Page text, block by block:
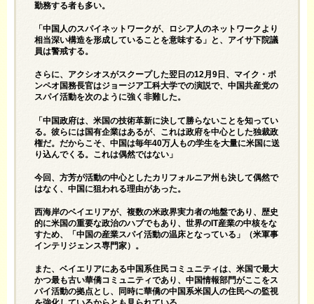
勤務する者も多い。
「中国人のスパイネットワークが、ロシア人のネットワークより
相当深い構造を形成していることを意味する」と、アイサ下院議
員は警戒する。
さらに、アクシオスがスクープした翌日の12月9日、マイク・ポ
ンペオ国務長官はジョージア工科大学での演説で、中国共産党の
スパイ活動を次のように強く非難した。
「中国政府は、米国の技術革新に決して勝らないことを知ってい
る。彼らには国有企業はあるが、これは政府を中心とした独裁政
権だ。だからこそ、中国は毎年40万人もの学生を大量に米国に送
り込んでくる。これは偶然ではない」
今回、方芳が活動の中心としたカリフォルニア州も決して偶然で
はなく、中国に狙われる理由があった。
西海岸のベイエリアが、複数の米政界実力者の地盤であり、歴史
的に米国の重要な政治のハブでもあり、世界のIT産業の中核をな
すため、「中国の産業スパイ活動の温床となっている」（米軍事
インテリジェンス専門家）。
また、ベイエリアにある中国系住民コミュニティは、米国で最大
かつ最も古い華僑コミュニティであり、中国情報部門がここをス
パイ活動の拠点とし、同時に華僑の中国系米国人の住民への監視